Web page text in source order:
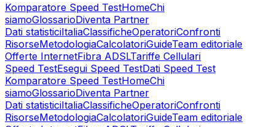
Komparatore Speed TestHomeChi
siamoGlossarioDiventa Partner
Dati statisticiItaliaClassificheOperatoriConfronti
RisorseMetodologiaCalcolatoriGuideTeam editoriale
Offerte InternetFibra ADSLTariffe Cellulari
Speed TestEsegui Speed TestDati Speed Test
Komparatore Speed TestHomeChi
siamoGlossarioDiventa Partner
Dati statisticiItaliaClassificheOperatoriConfronti
RisorseMetodologiaCalcolatoriGuideTeam editoriale